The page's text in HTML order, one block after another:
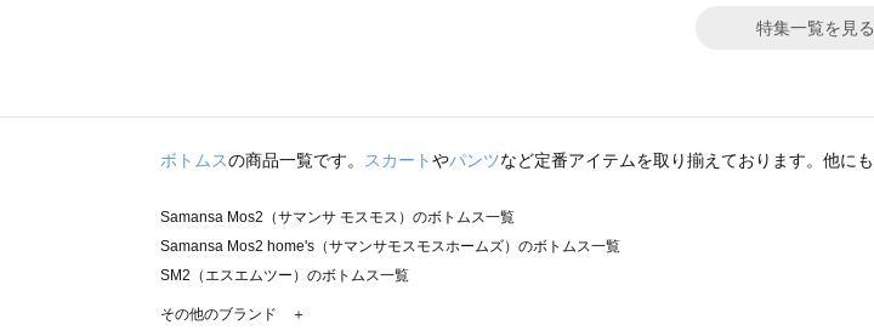
特集一覧を見る
ボトムスの商品一覧です。 スカートやパンツなど定番アイテムを取り揃えております。他にも
Samansa Mos2（サマンサ モスモス）のボトムス一覧
Samansa Mos2 home's（サマンサモスモスホームズ）のボトムス一覧
SM2（エスエムツー）のボトムス一覧
TSUHARU by Samansa Mos2（ツハルバイサマンサモスモス）のボトムス一覧
その他のブランド ＋